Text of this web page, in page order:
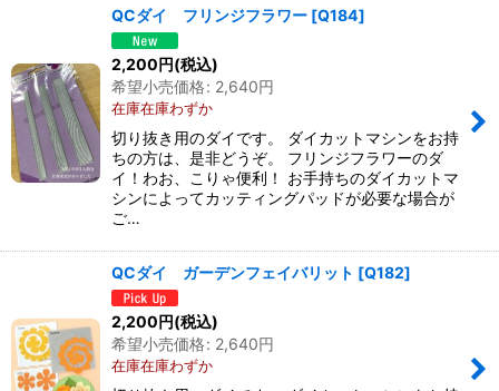
QCダイ フリンジフラワー [Q184]
2,200円(税込)
希望小売価格: 2,640円
在庫在庫わずか
切り抜き用のダイです。 ダイカットマシンをお持
ちの方は、是非どうぞ。 フリンジフラワーのダ
イ！わお、こりゃ便利！ お手持ちのダイカットマ
シンによってカッティングパッドが必要な場合が
ご…
QCダイ ガーデンフェイバリット [Q182]
2,200円(税込)
希望小売価格: 2,640円
在庫在庫わずか